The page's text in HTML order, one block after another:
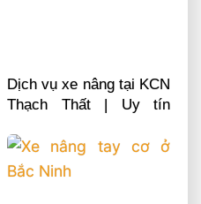
Dịch vụ xe nâng tại KCN
Thạch Thất | Uy tín
0868481555